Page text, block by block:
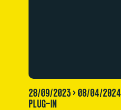
28/09/2023 > 08/04/2024
PLUG-IN